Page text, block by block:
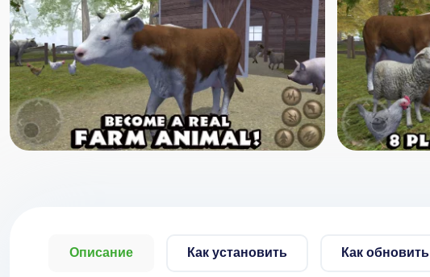
Описание Как установить Как обновить